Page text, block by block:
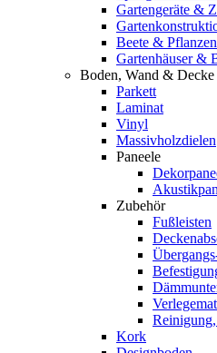
Gartengeräte &
Beete & Pflanzen
Gartenhäuser &
Boden, Wand & Decke
Parkett
Laminat
Vinyl
Massivholzdielen
Paneele
Zubehör
Fußleisten
Kork